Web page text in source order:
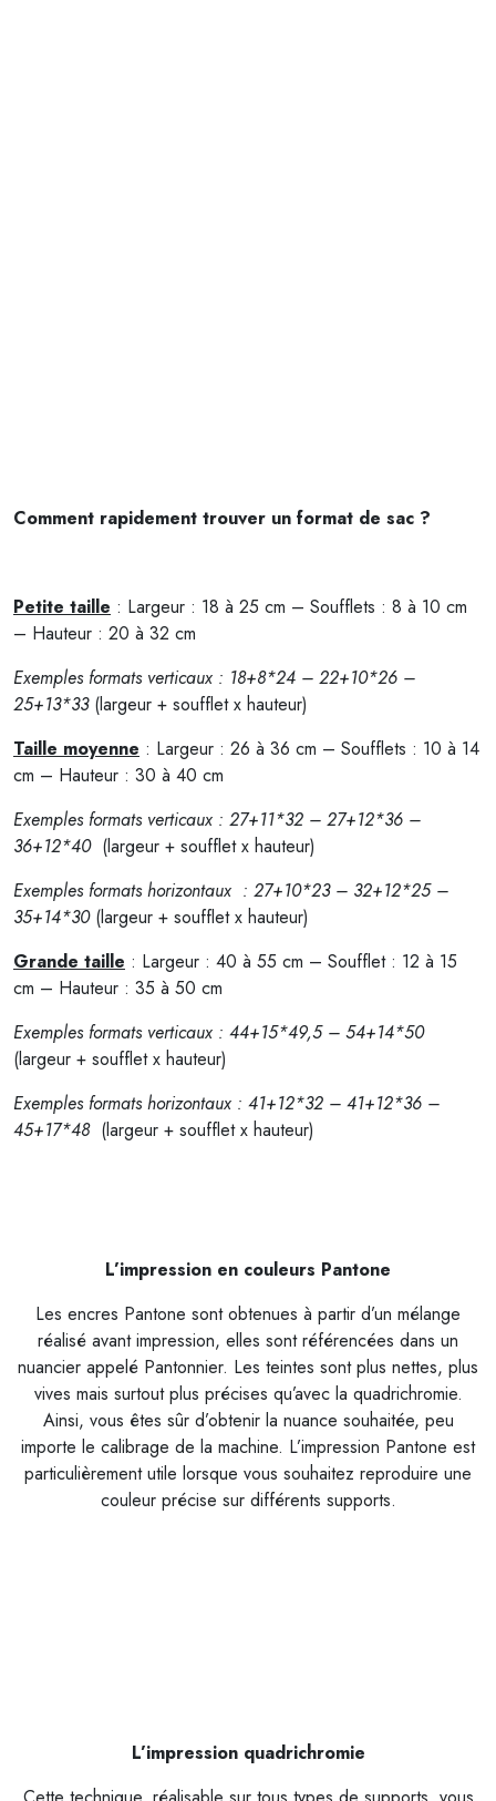
Comment rapidement trouver un format de sac ?
Petite taille : Largeur : 18 à 25 cm – Soufflets : 8 à 10 cm
– Hauteur : 20 à 32 cm
Exemples formats verticaux : 18+8*24 – 22+10*26 –
25+13*33 (largeur + soufflet x hauteur)
Taille moyenne : Largeur : 26 à 36 cm – Soufflets : 10 à 14
cm – Hauteur : 30 à 40 cm
Exemples formats verticaux : 27+11*32 – 27+12*36 –
36+12*40 (largeur + soufflet x hauteur)
Exemples formats horizontaux : 27+10*23 – 32+12*25 –
35+14*30(largeur + soufflet x hauteur)
Grande taille : Largeur : 40 à 55 cm – Soufflet : 12 à 15
cm – Hauteur : 35 à 50 cm
Exemples formats verticaux : 44+15*49,5 – 54+14*50
(largeur + soufflet x hauteur)
Exemples formats horizontaux : 41+12*32 – 41+12*36 –
45+17*48 (largeur + soufflet x hauteur)
L’impression en couleurs Pantone
Les encres Pantone sont obtenues à partir d’un mélange
réalisé avant impression, elles sont référencées dans un
nuancier appelé Pantonnier. Les teintes sont plus nettes, plus
vives mais surtout plus précises qu’avec la quadrichromie.
Ainsi, vous êtes sûr d’obtenir la nuance souhaitée, peu
importe le calibrage de la machine. L’impression Pantone est
particulièrement utile lorsque vous souhaitez reproduire une
couleur précise sur différents supports.
L’impression quadrichromie